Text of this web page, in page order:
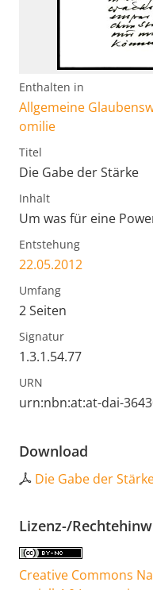
Enthalten in
Allgemeine
omilie
Titel
Die Gabe der Stärke
Inhalt
Um was für eine
Entstehung
22.05.2012
Umfang
2 Seiten
Signatur
1.3.1.54.77
URN
urn:nbn:at:at-dai-
Download
Die Gabe der
Lizenz-/
Creative Commons